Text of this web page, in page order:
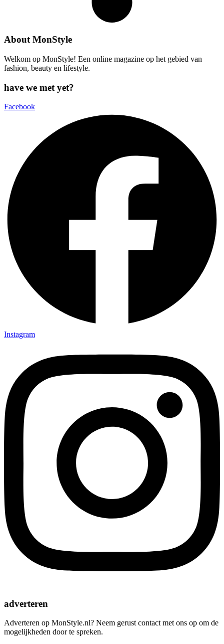
About MonStyle
Welkom op MonStyle! Een online magazine op het gebied van
fashion, beauty en lifestyle.
have we met yet?
Facebook
Instagram
adverteren
Adverteren op MonStyle.nl? Neem gerust contact met ons op om de
mogelijkheden door te spreken.